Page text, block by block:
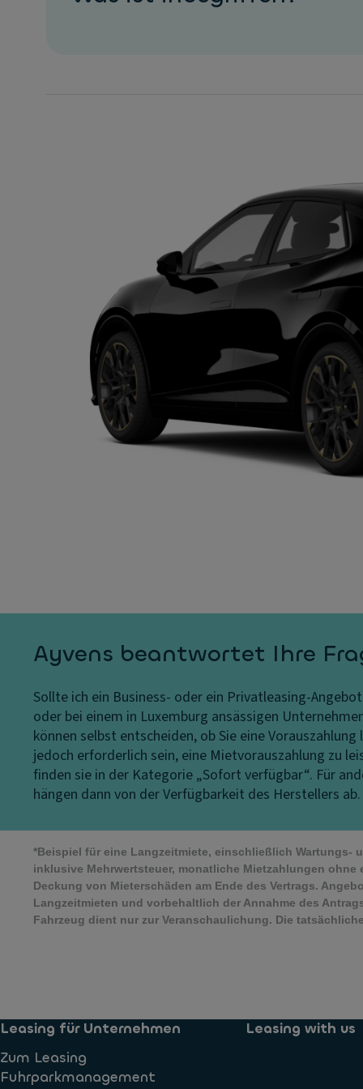
Ayvens beantwortet Ihre
Sollte ich ein Business- oder ein Privatleasing-
oder bei einem in Luxemburg ansässigen
können selbst entscheiden, ob Sie eine
jedoch erforderlich sein, eine Mietvorauszahlung zu
finden sie in der Kategorie „Sofort verfügbar“. Für
hängen dann von der Verfügbarkeit des Herstellers ab.
*Beispiel für eine Langzeitmiete, einschließlich Wartungs-
inklusive Mehrwertsteuer, monatliche Mietzahlungen
Deckung von Mieterschäden am Ende des Vertrags.
Langzeitmieten und vorbehaltlich der Annahme des
Fahrzeug dient nur zur Veranschaulichung. Die
Leasing für Unternehmen
Zum Leasing
Fuhrparkmanagement
Leasing with us